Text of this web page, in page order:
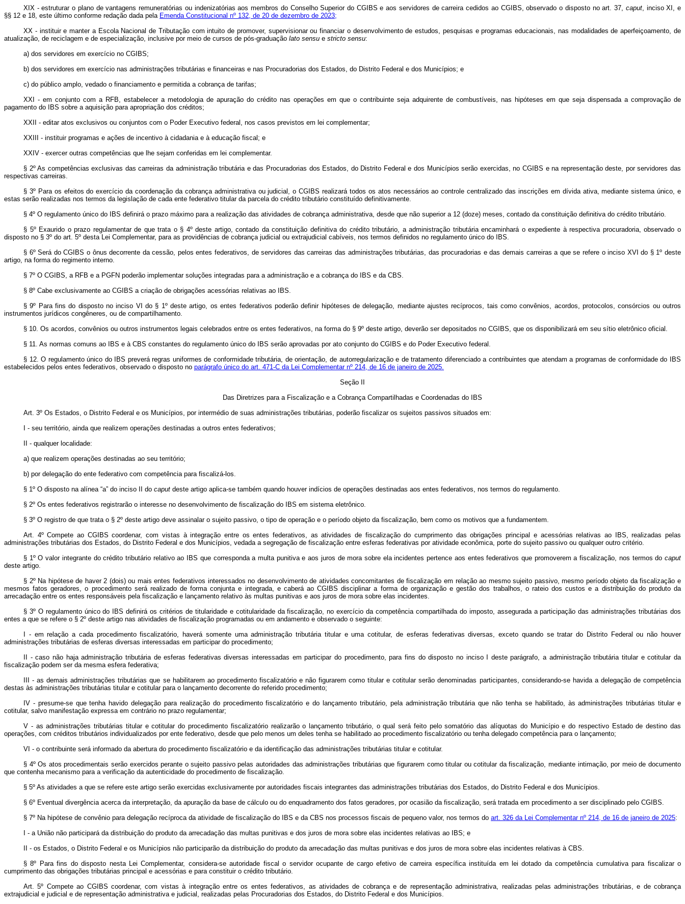
XIX - estruturar o plano de vantagens remuneratórias ou indenizatórias aos membros do Conselho Superior do CGIBS e aos servidores de carreira cedidos ao CGIBS, observado o disposto no art. 37, caput, inciso XI, e
§§ 12 e 18, este último conforme redação dada pela Emenda Constitucional nº 132, de 20 de dezembro de 2023;
XX - instituir e manter a Escola Nacional de Tributação com intuito de promover, supervisionar ou financiar o desenvolvimento de estudos, pesquisas e programas educacionais, nas modalidades de aperfeiçoamento, de
atualização, de reciclagem e de especialização, inclusive por meio de cursos de pós-graduação lato sensu e stricto sensu:
a) dos servidores em exercício no CGIBS;
b) dos servidores em exercício nas administrações tributárias e financeiras e nas Procuradorias dos Estados, do Distrito Federal e dos Municípios; e
c) do público amplo, vedado o financiamento e permitida a cobrança de tarifas;
XXI - em conjunto com a RFB, estabelecer a metodologia de apuração do crédito nas operações em que o contribuinte seja adquirente de combustíveis, nas hipóteses em que seja dispensada a comprovação de
pagamento do IBS sobre a aquisição para apropriação dos créditos;
XXII - editar atos exclusivos ou conjuntos com o Poder Executivo federal, nos casos previstos em lei complementar;
XXIII - instituir programas e ações de incentivo à cidadania e à educação fiscal; e
XXIV - exercer outras competências que lhe sejam conferidas em lei complementar.
§ 2º As competências exclusivas das carreiras da administração tributária e das Procuradorias dos Estados, do Distrito Federal e dos Municípios serão exercidas, no CGIBS e na representação deste, por servidores das
respectivas carreiras.
§ 3º Para os efeitos do exercício da coordenação da cobrança administrativa ou judicial, o CGIBS realizará todos os atos necessários ao controle centralizado das inscrições em dívida ativa, mediante sistema único, e
estas serão realizadas nos termos da legislação de cada ente federativo titular da parcela do crédito tributário constituído definitivamente.
§ 4º O regulamento único do IBS definirá o prazo máximo para a realização das atividades de cobrança administrativa, desde que não superior a 12 (doze) meses, contado da constituição definitiva do crédito tributário.
§ 5º Exaurido o prazo regulamentar de que trata o § 4º deste artigo, contado da constituição definitiva do crédito tributário, a administração tributária encaminhará o expediente à respectiva procuradoria, observado o
disposto no § 3º do art. 5º desta Lei Complementar, para as providências de cobrança judicial ou extrajudicial cabíveis, nos termos definidos no regulamento único do IBS.
§ 6º Será do CGIBS o ônus decorrente da cessão, pelos entes federativos, de servidores das carreiras das administrações tributárias, das procuradorias e das demais carreiras a que se refere o inciso XVI do § 1º deste
artigo, na forma do regimento interno.
§ 7º O CGIBS, a RFB e a PGFN poderão implementar soluções integradas para a administração e a cobrança do IBS e da CBS.
§ 8º Cabe exclusivamente ao CGIBS a criação de obrigações acessórias relativas ao IBS.
§ 9º Para fins do disposto no inciso VI do § 1º deste artigo, os entes federativos poderão definir hipóteses de delegação, mediante ajustes recíprocos, tais como convênios, acordos, protocolos, consórcios ou outros
instrumentos jurídicos congêneres, ou de compartilhamento.
§ 10. Os acordos, convênios ou outros instrumentos legais celebrados entre os entes federativos, na forma do § 9º deste artigo, deverão ser depositados no CGIBS, que os disponibilizará em seu sítio eletrônico oficial.
§ 11. As normas comuns ao IBS e à CBS constantes do regulamento único do IBS serão aprovadas por ato conjunto do CGIBS e do Poder Executivo federal.
§ 12. O regulamento único do IBS preverá regras uniformes de conformidade tributária, de orientação, de autorregularização e de tratamento diferenciado a contribuintes que atendam a programas de conformidade do IBS
estabelecidos pelos entes federativos, observado o disposto no parágrafo único do art. 471-C da Lei Complementar nº 214, de 16 de janeiro de 2025.
Seção II
Das Diretrizes para a Fiscalização e a Cobrança Compartilhadas e Coordenadas do IBS
Art. 3º Os Estados, o Distrito Federal e os Municípios, por intermédio de suas administrações tributárias, poderão fiscalizar os sujeitos passivos situados em:
I - seu território, ainda que realizem operações destinadas a outros entes federativos;
II - qualquer localidade:
a) que realizem operações destinadas ao seu território;
b) por delegação do ente federativo com competência para fiscalizá-los.
§ 1º O disposto na alínea “a” do inciso II do caput deste artigo aplica-se também quando houver indícios de operações destinadas aos entes federativos, nos termos do regulamento.
§ 2º Os entes federativos registrarão o interesse no desenvolvimento de fiscalização do IBS em sistema eletrônico.
§ 3º O registro de que trata o § 2º deste artigo deve assinalar o sujeito passivo, o tipo de operação e o período objeto da fiscalização, bem como os motivos que a fundamentem.
Art. 4ºCompete ao CGIBS coordenar, com vistas à integração entre os entes federativos, as atividades de fiscalização do cumprimento das obrigações principal e acessórias relativas ao IBS, realizadas pelas
administrações tributárias dos Estados, do Distrito Federal e dos Municípios, vedada a segregação de fiscalização entre esferas federativas por atividade econômica, porte do sujeito passivo ou qualquer outro critério.
§ 1º O valor integrante do crédito tributário relativo ao IBS que corresponda a multa punitiva e aos juros de mora sobre ela incidentes pertence aos entes federativos que promoverem a fiscalização, nos termos do caput
deste artigo.
§ 2º Na hipótese de haver 2 (dois) ou mais entes federativos interessados no desenvolvimento de atividades concomitantes de fiscalização em relação ao mesmo sujeito passivo, mesmo período objeto da fiscalização e
mesmos fatos geradores, o procedimento será realizado de forma conjunta e integrada, e caberá ao CGIBS disciplinar a forma de organização e gestão dos trabalhos, o rateio dos custos e a distribuição do produto da
arrecadação entre os entes responsáveis pela fiscalização e lançamento relativo às multas punitivas e aos juros de mora sobre elas incidentes.
§ 3º O regulamento único do IBS definirá os critérios de titularidade e cotitularidade da fiscalização, no exercício da competência compartilhada do imposto, assegurada a participação das administrações tributárias dos
entes a que se refere o § 2º deste artigo nas atividades de fiscalização programadas ou em andamento e observado o seguinte:
I - em relação a cada procedimento fiscalizatório, haverá somente uma administração tributária titular e uma cotitular, de esferas federativas diversas, exceto quando se tratar do Distrito Federal ou não houver
administrações tributárias de esferas diversas interessadas em participar do procedimento;
II - caso não haja administração tributária de esferas federativas diversas interessadas em participar do procedimento, para fins do disposto no inciso I deste parágrafo, a administração tributária titular e cotitular da
fiscalização podem ser da mesma esfera federativa;
III - as demais administrações tributárias que se habilitarem ao procedimento fiscalizatório e não figurarem como titular e cotitular serão denominadas participantes, considerando-se havida a delegação de competência
destas às administrações tributárias titular e cotitular para o lançamento decorrente do referido procedimento;
IV - presume-se que tenha havido delegação para realização do procedimento fiscalizatório e do lançamento tributário, pela administração tributária que não tenha se habilitado, às administrações tributárias titular e
cotitular, salvo manifestação expressa em contrário no prazo regulamentar;
V - as administrações tributárias titular e cotitular do procedimento fiscalizatório realizarão o lançamento tributário, o qual será feito pelo somatório das alíquotas do Município e do respectivo Estado de destino das
operações, com créditos tributários individualizados por ente federativo, desde que pelo menos um deles tenha se habilitado ao procedimento fiscalizatório ou tenha delegado competência para o lançamento;
VI - o contribuinte será informado da abertura do procedimento fiscalizatório e da identificação das administrações tributárias titular e cotitular.
§ 4º Os atos procedimentais serão exercidos perante o sujeito passivo pelas autoridades das administrações tributárias que figurarem como titular ou cotitular da fiscalização, mediante intimação, por meio de documento
que contenha mecanismo para a verificação da autenticidade do procedimento de fiscalização.
§ 5º As atividades a que se refere este artigo serão exercidas exclusivamente por autoridades fiscais integrantes das administrações tributárias dos Estados, do Distrito Federal e dos Municípios.
§ 6º Eventual divergência acerca da interpretação, da apuração da base de cálculo ou do enquadramento dos fatos geradores, por ocasião da fiscalização, será tratada em procedimento a ser disciplinado pelo CGIBS.
§ 7º Na hipótese de convênio para delegação recíproca da atividade de fiscalização do IBS e da CBS nos processos fiscais de pequeno valor, nos termos do art. 326 da Lei Complementar nº 214, de 16 de janeiro de 2025:
I - a União não participará da distribuição do produto da arrecadação das multas punitivas e dos juros de mora sobre elas incidentes relativas ao IBS; e
II - os Estados, o Distrito Federal e os Municípios não participarão da distribuição do produto da arrecadação das multas punitivas e dos juros de mora sobre elas incidentes relativas à CBS.
§ 8º Para fins do disposto nesta Lei Complementar, considera-se autoridade fiscal o servidor ocupante de cargo efetivo de carreira específica instituída em lei dotado da competência cumulativa para fiscalizar o
cumprimento das obrigações tributárias principal e acessórias e para constituir o crédito tributário.
Art. 5º Compete ao CGIBS coordenar, com vistas à integração entre os entes federativos, as atividades de cobrança e de representação administrativa, realizadas pelas administrações tributárias, e de cobrança
extrajudicial e judicial e de representação administrativa e judicial, realizadas pelas Procuradorias dos Estados, do Distrito Federal e dos Municípios.